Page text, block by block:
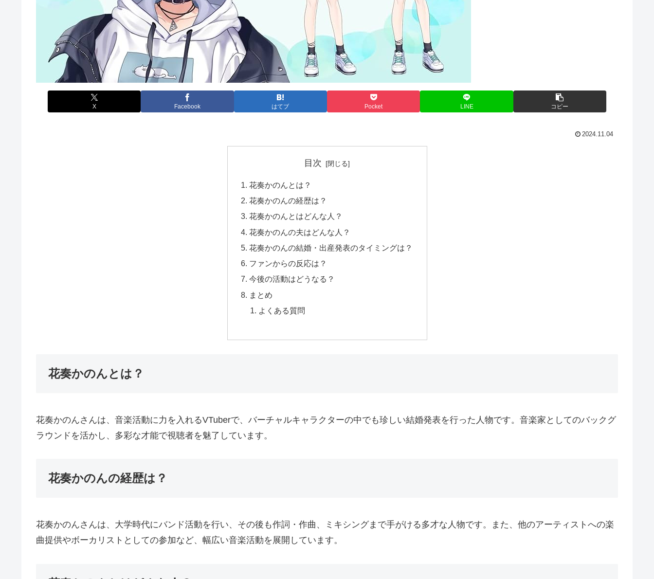
X Facebook はてブ Pocket LINE コピー
2024.11.04
目次
花奏かのんとは？
花奏かのんの経歴は？
花奏かのんとはどんな人？
花奏かのんの夫はどんな人？
花奏かのんの結婚・出産発表のタイミングは？
ファンからの反応は？
今後の活動はどうなる？
まとめ
よくある質問
花奏かのんとは？
花奏かのんさんは、音楽活動に力を入れるVTuberで、バーチャルキャラクターの中でも珍しい結婚発表を行った人物です。音楽家としてのバックグ
ラウンドを活かし、多彩な才能で視聴者を魅了しています。
花奏かのんの経歴は？
花奏かのんさんは、大学時代にバンド活動を行い、その後も作詞・作曲、ミキシングまで手がける多才な人物です。また、他のアーティストへの楽
曲提供やボーカリストとしての参加など、幅広い音楽活動を展開しています。